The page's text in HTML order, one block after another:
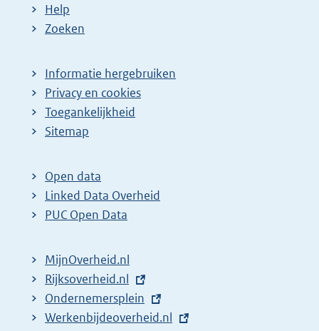
Help
Zoeken
Informatie hergebruiken
Privacy en cookies
Toegankelijkheid
Sitemap
Open data
Linked Data Overheid
PUC Open Data
MijnOverheid.nl
E
x
t
Rijksoverheid.nl
E
x
Ondernemersplein
E
Werkenbijdeoverheid.nl